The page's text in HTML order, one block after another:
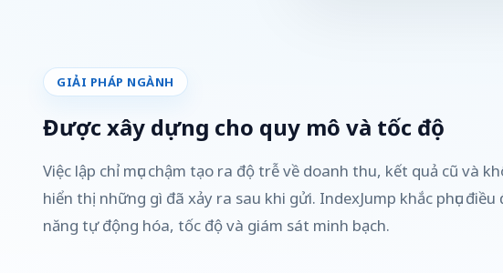
GIẢI PHÁP NGÀNH
Được xây dựng cho quy mô và tốc độ
Việc lập chỉ mục chậm tạo ra độ trễ về doanh thu, kết quả cũ và
hiển thị những gì đã xảy ra sau khi gửi. IndexJump khắc phục
năng tự động hóa, tốc độ và giám sát minh bạch.